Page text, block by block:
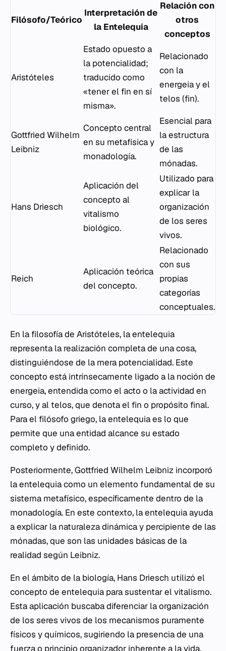
Filósofo/Teórico
Interpretación de
la Entelequia
Relación con
otros
conceptos
Aristóteles
Estado opuesto a
la potencialidad;
traducido como
«tener el fin en sí
misma».
Relacionado
con la
energeiay el
telos (fin).
Gottfried Wilhelm
Leibniz
Concepto central
en su metafísica y
monadología.
Esencial para
la estructura
de las
mónadas.
Hans Driesch
Aplicación del
concepto al
vitalismo
biológico.
Utilizado para
explicar la
organización
de los seres
vivos.
Reich
Aplicación teórica
del concepto.
Relacionado
con sus
propias
categorías
conceptuales.
En la filosofía de Aristóteles, la entelequia
representa la realización completa de una cosa,
distinguiéndose de la mera potencialidad. Este
concepto está intrínsecamente ligado a la noción de
energeia, entendida como el acto o la actividad en
curso, y al telos, que denota el fin o propósito final.
Para el filósofo griego, la entelequia es lo que
permite que una entidad alcance su estado
completo y definido.
Posteriormente, Gottfried Wilhelm Leibniz incorporó
la entelequia como un elemento fundamental de su
sistema metafísico, específicamente dentro de la
monadología. En este contexto, la entelequia ayuda
a explicar la naturaleza dinámica y percipiente de las
mónadas, que son las unidades básicas de la
realidad según Leibniz.
En el ámbito de la biología, Hans Driesch utilizó el
concepto de entelequia para sustentar el vitalismo.
Esta aplicación buscaba diferenciar la organización
de los seres vivos de los mecanismos puramente
físicos y químicos, sugiriendo la presencia de una
fuerza o principio organizador inherente a la vida.